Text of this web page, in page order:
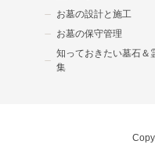
お墓の設計と施工
お墓の保守管理
知っておきたい墓石＆
集